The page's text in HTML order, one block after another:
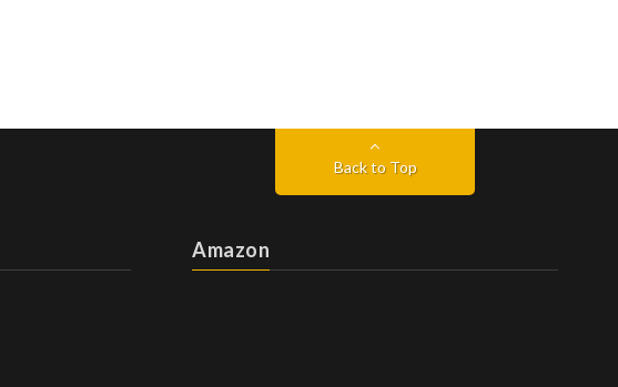
Back to Top
Amazon